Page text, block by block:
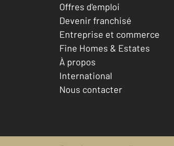
Offres d'emploi
Devenir franchisé
Entreprise et commerce
Fine Homes & Estates
À propos
International
Nous contacter